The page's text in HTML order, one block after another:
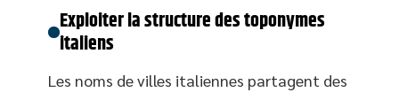
Exploiter la structure des toponymes
italiens
Les noms de villes italiennes partagent des